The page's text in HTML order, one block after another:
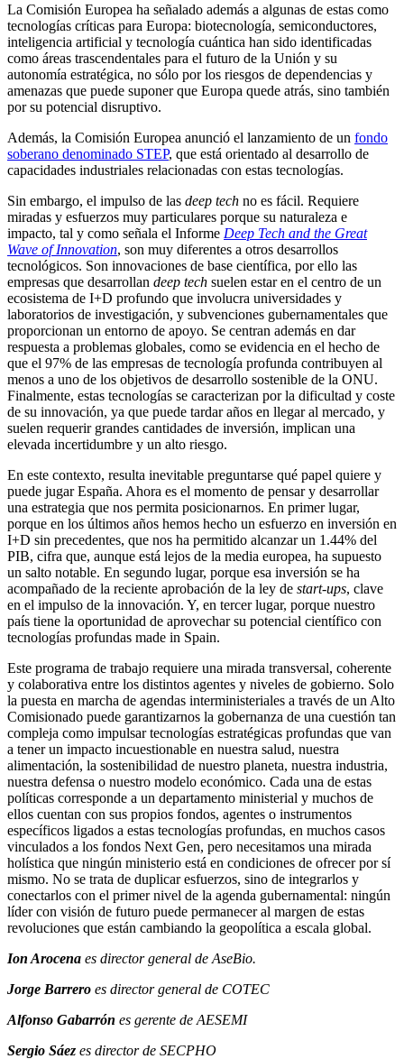
La Comisión Europea ha señalado además a algunas de estas como
tecnologías críticas para Europa: biotecnología, semiconductores,
inteligencia artificial y tecnología cuántica han sido identificadas
como áreas trascendentales para el futuro de la Unión y su
autonomía estratégica, no sólo por los riesgos de dependencias y
amenazas que puede suponer que Europa quede atrás, sino también
por su potencial disruptivo.
Además, la Comisión Europea anunció el lanzamiento de un fondo
soberano denominado STEP, que está orientado al desarrollo de
capacidades industriales relacionadas con estas tecnologías.
Sin embargo, el impulso de las deep tech no es fácil. Requiere
miradas y esfuerzos muy particulares porque su naturaleza e
impacto, tal y como señala el Informe Deep Tech and the Great
Wave of Innovation, son muy diferentes a otros desarrollos
tecnológicos. Son innovaciones de base científica, por ello las
empresas que desarrollan deep tech suelen estar en el centro de un
ecosistema de I+D profundo que involucra universidades y
laboratorios de investigación, y subvenciones gubernamentales que
proporcionan un entorno de apoyo. Se centran además en dar
respuesta a problemas globales, como se evidencia en el hecho de
que el 97% de las empresas de tecnología profunda contribuyen al
menos a uno de los objetivos de desarrollo sostenible de la ONU.
Finalmente, estas tecnologías se caracterizan por la dificultad y coste
de su innovación, ya que puede tardar años en llegar al mercado, y
suelen requerir grandes cantidades de inversión, implican una
elevada incertidumbre y un alto riesgo.
En este contexto, resulta inevitable preguntarse qué papel quiere y
puede jugar España. Ahora es el momento de pensar y desarrollar
una estrategia que nos permita posicionarnos. En primer lugar,
porque en los últimos años hemos hecho un esfuerzo en inversión en
I+D sin precedentes, que nos ha permitido alcanzar un 1.44% del
PIB, cifra que, aunque está lejos de la media europea, ha supuesto
un salto notable. En segundo lugar, porque esa inversión se ha
acompañado de la reciente aprobación de la ley de start-ups, clave
en el impulso de la innovación. Y, en tercer lugar, porque nuestro
país tiene la oportunidad de aprovechar su potencial científico con
tecnologías profundas made in Spain.
Este programa de trabajo requiere una mirada transversal, coherente
y colaborativa entre los distintos agentes y niveles de gobierno. Solo
la puesta en marcha de agendas interministeriales a través de un Alto
Comisionado puede garantizarnos la gobernanza de una cuestión tan
compleja como impulsar tecnologías estratégicas profundas que van
a tener un impacto incuestionable en nuestra salud, nuestra
alimentación, la sostenibilidad de nuestro planeta, nuestra industria,
nuestra defensa o nuestro modelo económico. Cada una de estas
políticas corresponde a un departamento ministerial y muchos de
ellos cuentan con sus propios fondos, agentes o instrumentos
específicos ligados a estas tecnologías profundas, en muchos casos
vinculados a los fondos Next Gen, pero necesitamos una mirada
holística que ningún ministerio está en condiciones de ofrecer por sí
mismo. No se trata de duplicar esfuerzos, sino de integrarlos y
conectarlos con el primer nivel de la agenda gubernamental: ningún
líder con visión de futuro puede permanecer al margen de estas
revoluciones que están cambiando la geopolítica a escala global.
Ion Arocena es director general de AseBio.
Jorge Barrero es director general de COTEC
Alfonso Gabarrón es gerente de AESEMI
Sergio Sáez es director de SECPHO